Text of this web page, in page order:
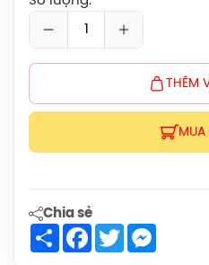
THÊM
MUA
Chia sẻ
ShareFacebook
Twitter
1.919.000đ
Giày Asics
1.269.000đ